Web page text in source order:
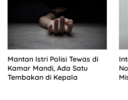
Mantan Istri Polisi Tewas di
Kamar Mandi, Ada Satu
Tembakan di Kepala